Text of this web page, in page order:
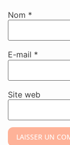
Nom *
E-mail *
Site web